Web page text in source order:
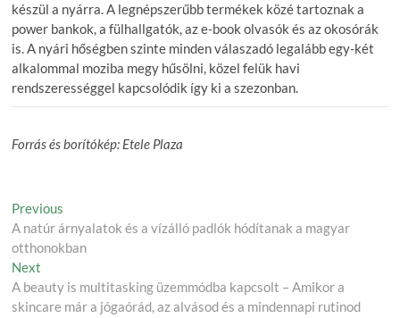
készül a nyárra. A legnépszerűbb termékek közé tartoznak a
power bankok, a fülhallgatók, az e-book olvasók és az okosórák
is. A nyári hőségben szinte minden válaszadó legalább egy-két
alkalommal moziba megy hűsölni, közel felük havi
rendszerességgel kapcsolódik így ki a szezonban.
Forrás és borítókép: Etele Plaza
Post
navigation
Previous
post:
A natúr árnyalatok és a vízálló padlók hódítanak a magyar
otthonokban
Next
post:
A beauty is multitasking üzemmódba kapcsolt – Amikor a
skincare már a jógaórád, az alvásod és a mindennapi rutinod